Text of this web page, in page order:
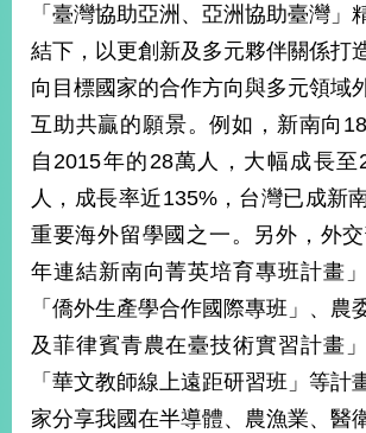
及
資
訊
安
全
政
策
障
礙
站
說
聯
「臺灣協助亞洲、亞洲協助臺灣」
結下，以更創新及多元夥伴關係打
向目標國家的合作方向與多元領域
互助共贏的願景。例如，新南向
自2015年的28萬人，大幅成長至
人，成長率近135%，台灣已成新
重要海外留學國之一。另外，外
年連結新南向菁英培育專班計畫
「僑外生產學合作國際專班」、農
及菲律賓青農在臺技術實習計畫
「華文教師線上遠距研習班」等計
家分享我國在半導體、農漁業、醫